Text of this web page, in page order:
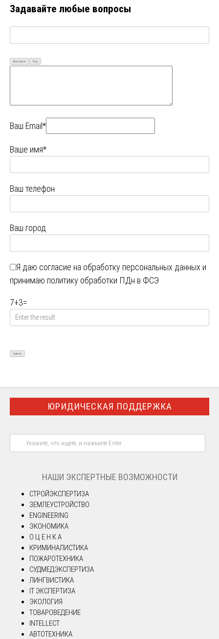
Задавайте любые вопросы
Визуально Код
Ваш Email*
Ваше имя*
Ваш телефон
Ваш город
Я даю согласие на обработку персональных данных и
принимаю политику обработки ПДн в ФСЭ
7+3=
ЮРИДИЧЕСКАЯ ПОДДЕРЖКА
НАШИ ЭКСПЕРТНЫЕ ВОЗМОЖНОСТИ
СТРОЙЭКСПЕРТИЗА
ЗЕМЛЕУСТРОЙСТВО
ENGINEERING
ЭКОНОМИКА
О Ц Е Н К А
КРИМИНАЛИСТИКА
ПОЖАРОТЕХНИКА
СУДМЕДЭКСПЕРТИЗА
ЛИНГВИСТИКА
IT ЭКСПЕРТИЗА
ЭКОЛОГИЯ
ТОВАРОВЕДЕНИЕ
INTELLECT
АВТОТЕХНИКА